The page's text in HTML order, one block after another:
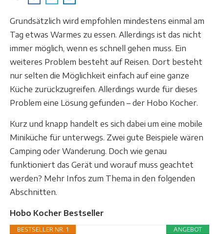
Grundsätzlich wird empfohlen mindestens einmal am
Tag etwas Warmes zu essen. Allerdings ist das nicht
immer möglich, wenn es schnell gehen muss. Ein
weiteres Problem besteht auf Reisen. Dort besteht
nur selten die Möglichkeit einfach auf eine ganze
Küche zurückzugreifen. Allerdings wurde für dieses
Problem eine Lösung gefunden – der Hobo Kocher.
Kurz und knapp handelt es sich dabei um eine mobile
Miniküche für unterwegs. Zwei gute Beispiele wären
Camping oder Wanderung. Doch wie genau
funktioniert das Gerät und worauf muss geachtet
werden? Mehr Infos zum Thema in den folgenden
Abschnitten.
Hobo Kocher Bestseller
ANGEBOT
BESTSELLER NR. 1